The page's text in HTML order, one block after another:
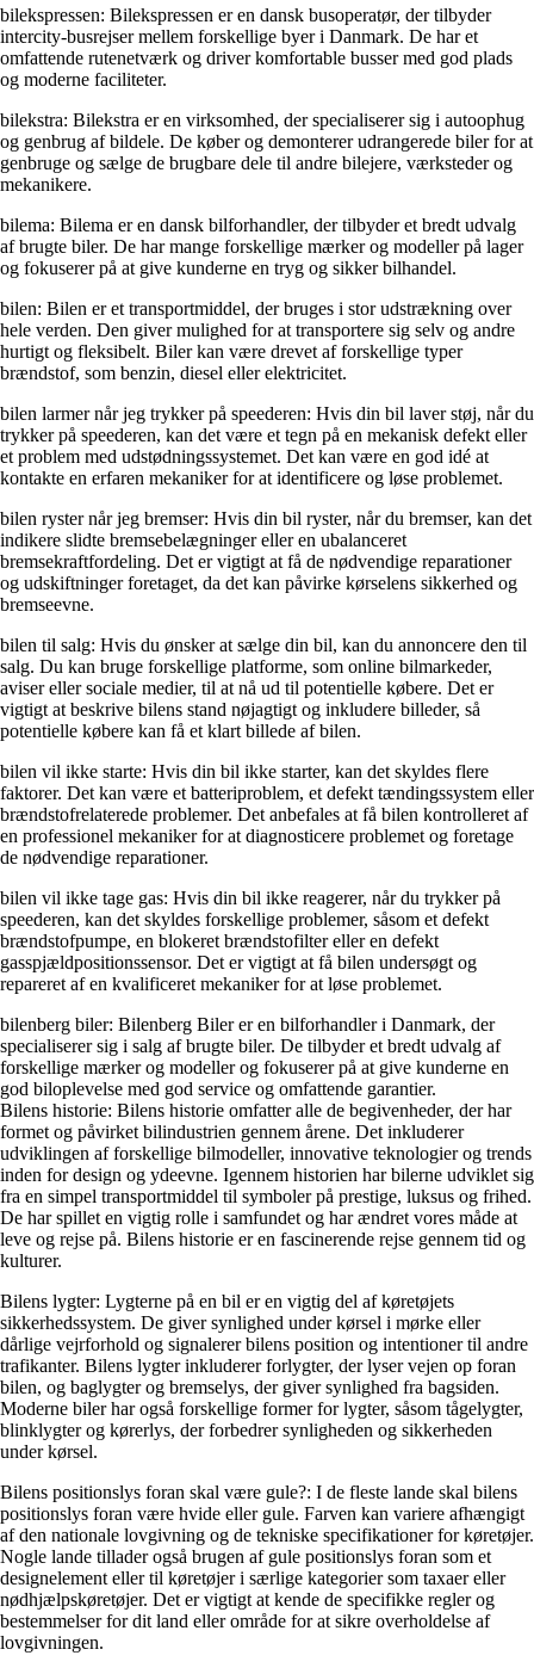
bilekspressen: Bilekspressen er en dansk busoperatør, der tilbyder
intercity-busrejser mellem forskellige byer i Danmark. De har et
omfattende rutenetværk og driver komfortable busser med god plads
og moderne faciliteter.
bilekstra: Bilekstra er en virksomhed, der specialiserer sig i autoophug
og genbrug af bildele. De køber og demonterer udrangerede biler for at
genbruge og sælge de brugbare dele til andre bilejere, værksteder og
mekanikere.
bilema: Bilema er en dansk bilforhandler, der tilbyder et bredt udvalg
af brugte biler. De har mange forskellige mærker og modeller på lager
og fokuserer på at give kunderne en tryg og sikker bilhandel.
bilen: Bilen er et transportmiddel, der bruges i stor udstrækning over
hele verden. Den giver mulighed for at transportere sig selv og andre
hurtigt og fleksibelt. Biler kan være drevet af forskellige typer
brændstof, som benzin, diesel eller elektricitet.
bilen larmer når jeg trykker på speederen: Hvis din bil laver støj, når du
trykker på speederen, kan det være et tegn på en mekanisk defekt eller
et problem med udstødningssystemet. Det kan være en god idé at
kontakte en erfaren mekaniker for at identificere og løse problemet.
bilen ryster når jeg bremser: Hvis din bil ryster, når du bremser, kan det
indikere slidte bremsebelægninger eller en ubalanceret
bremsekraftfordeling. Det er vigtigt at få de nødvendige reparationer
og udskiftninger foretaget, da det kan påvirke kørselens sikkerhed og
bremseevne.
bilen til salg: Hvis du ønsker at sælge din bil, kan du annoncere den til
salg. Du kan bruge forskellige platforme, som online bilmarkeder,
aviser eller sociale medier, til at nå ud til potentielle købere. Det er
vigtigt at beskrive bilens stand nøjagtigt og inkludere billeder, så
potentielle købere kan få et klart billede af bilen.
bilen vil ikke starte: Hvis din bil ikke starter, kan det skyldes flere
faktorer. Det kan være et batteriproblem, et defekt tændingssystem eller
brændstofrelaterede problemer. Det anbefales at få bilen kontrolleret af
en professionel mekaniker for at diagnosticere problemet og foretage
de nødvendige reparationer.
bilen vil ikke tage gas: Hvis din bil ikke reagerer, når du trykker på
speederen, kan det skyldes forskellige problemer, såsom et defekt
brændstofpumpe, en blokeret brændstofilter eller en defekt
gasspjældpositionssensor. Det er vigtigt at få bilen undersøgt og
repareret af en kvalificeret mekaniker for at løse problemet.
bilenberg biler: Bilenberg Biler er en bilforhandler i Danmark, der
specialiserer sig i salg af brugte biler. De tilbyder et bredt udvalg af
forskellige mærker og modeller og fokuserer på at give kunderne en
god biloplevelse med god service og omfattende garantier.
Bilens historie: Bilens historie omfatter alle de begivenheder, der har
formet og påvirket bilindustrien gennem årene. Det inkluderer
udviklingen af ​​forskellige bilmodeller, innovative teknologier og trends
inden for design og ydeevne. Igennem historien har bilerne udviklet sig
fra en simpel transportmiddel til symboler på prestige, luksus og frihed.
De har spillet en vigtig rolle i samfundet og har ændret vores måde at
leve og rejse på. Bilens historie er en fascinerende rejse gennem tid og
kulturer.
Bilens lygter: Lygterne på en bil er en vigtig del af køretøjets
sikkerhedssystem. De giver synlighed under kørsel i mørke eller
dårlige vejrforhold og signalerer bilens position og intentioner til andre
trafikanter. Bilens lygter inkluderer forlygter, der lyser vejen op foran
bilen, og baglygter og bremselys, der giver synlighed fra bagsiden.
Moderne biler har også forskellige former for lygter, såsom tågelygter,
blinklygter og kørerlys, der forbedrer synligheden og sikkerheden
under kørsel.
Bilens positionslys foran skal være gule?: I de fleste lande skal bilens
positionslys foran være hvide eller gule. Farven kan variere afhængigt
af den nationale lovgivning og de tekniske specifikationer for køretøjer.
Nogle lande tillader også brugen af ​​gule positionslys foran som et
designelement eller til køretøjer i særlige kategorier som taxaer eller
nødhjælpskøretøjer. Det er vigtigt at kende de specifikke regler og
bestemmelser for dit land eller område for at sikre overholdelse af
lovgivningen.